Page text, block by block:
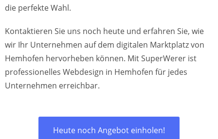
die perfekte Wahl.
Kontaktieren Sie uns noch heute und erfahren Sie, wie
wir Ihr Unternehmen auf dem digitalen Marktplatz von
Hemhofen hervorheben können. Mit SuperWerer ist
professionelles Webdesign in Hemhofen für jedes
Unternehmen erreichbar.
Heute noch Angebot einholen!